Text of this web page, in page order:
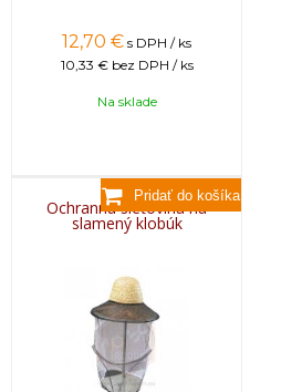
12,70 € s DPH / ks
10,33 € bez DPH / ks
Na sklade
Ochranná sieťovina na
slamený klobúk